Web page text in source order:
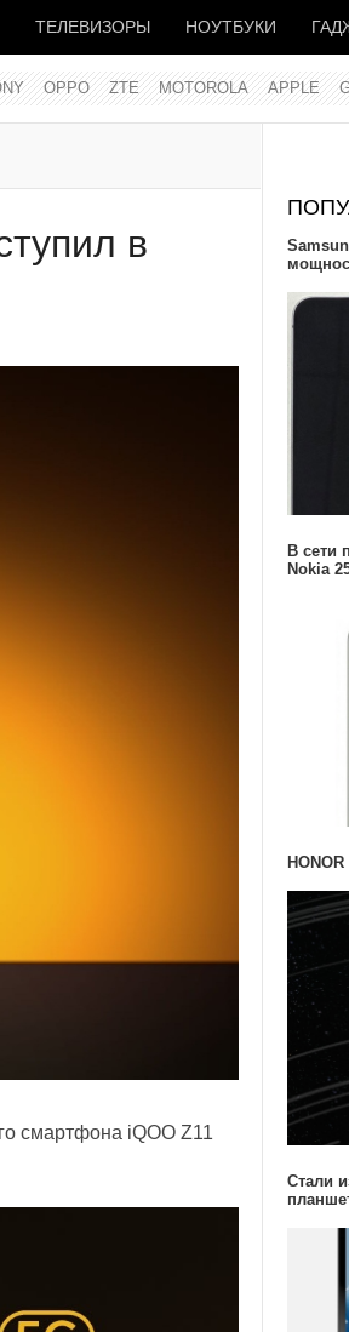
ТЕЛЕВИЗОРЫ НОУТБУКИ
OPPO ZTE MOTOROLA APPLE
в
смартфона iQOO Z11
В сети
Nokia
Стали